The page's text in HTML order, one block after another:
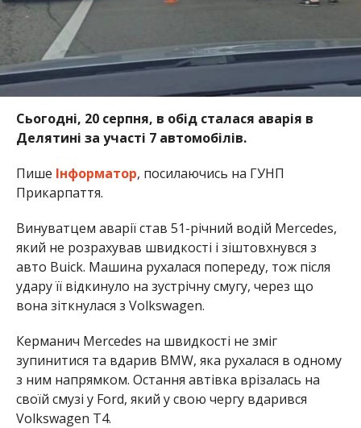
Сьогодні, 20 серпня, в обід сталася аварія в
Делятині за участі 7 автомобілів.
Пише Інформатор, посилаючись на ГУНП
Прикарпаття.
Винуватцем аварії став 51-річний водій Mercedes,
який не розрахував швидкості і зіштовхнувся з
авто Buick. Машина рухалася попереду, тож після
удару її відкинуло на зустрічну смугу, через що
вона зіткнулася з Volkswagen.
Керманич Mercedes на швидкості не зміг
зупинитися та вдарив BMW, яка рухалася в одному
з ним напрямком. Остання автівка врізалась на
своїй смузі у Ford, який у свою чергу вдарився
Volkswagen T4.